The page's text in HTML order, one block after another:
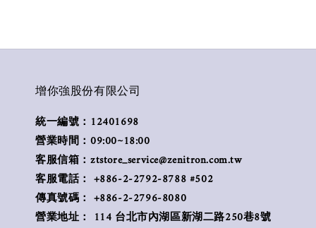
增你強股份有限公司
統一編號：12401698
營業時間：09:00~18:00
客服信箱：ztstore_service@zenitron.com.tw
客服電話： +886-2-2792-8788 #502
傳真號碼： +886-2-2796-8080
營業地址： 114 台北市內湖區新湖二路250巷8號